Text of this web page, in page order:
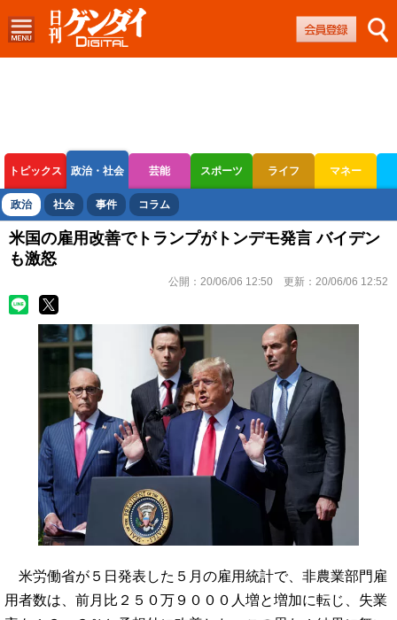
トピックス 政治・社会 芸能 スポーツ ライフ マネー
ボートレース 競輪 オートレース
政治 社会 事件 コラム
米国の雇用改善でトランプがトンデモ発言 バイデン
も激怒
公開： 20/06/06 12:50 更新： 20/06/06 12:52
米労働省が５日発表した５月の雇用統計で、非農業部門雇
用者数は、前月比２５０万９０００人増と増加に転じ、失業